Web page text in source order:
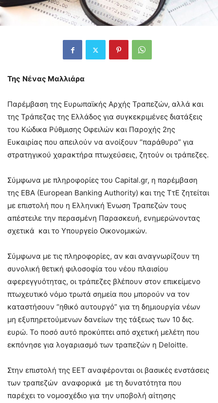
Της Νένας Μαλλιάρα
Παρέμβαση της Ευρωπαϊκής Αρχής Τραπεζών, αλλά και
της Τράπεζας της Ελλάδος για συγκεκριμένες διατάξεις
του Κώδικα Ρύθμισης Οφειλών και Παροχής 2ης
Ευκαιρίας που απειλούν να ανοίξουν “παράθυρο” για
στρατηγικού χαρακτήρα πτωχεύσεις, ζητούν οι τράπεζες.
Σύμφωνα με πληροφορίες του Capital.gr, η παρέμβαση
της EBA (European Banking Authority) και της ΤτΕ ζητείται
με επιστολή που η Ελληνική Ένωση Τραπεζών τους
απέστειλε την περασμένη Παρασκευή, ενημερώνοντας
σχετικά και το Υπουργείο Οικονομικών.
Σύμφωνα με τις πληροφορίες, αν και αναγνωρίζουν τη
συνολική θετική φιλοσοφία του νέου πλαισίου
αφερεγγυότητας, οι τράπεζες βλέπουν στον επικείμενο
πτωχευτικό νόμο τρωτά σημεία που μπορούν να τον
καταστήσουν “ηθικό αυτουργό” για τη δημιουργία νέων
μη εξυπηρετούμενων δανείων της τάξεως των 10 δις.
ευρώ. Το ποσό αυτό προκύπτει από σχετική μελέτη που
εκπόνησε για λογαριασμό των τραπεζών η Deloitte.
Στην επιστολή της ΕΕΤ αναφέρονται οι βασικές ενστάσεις
των τραπεζών αναφορικά με τη δυνατότητα που
παρέχει το νομοσχέδιο για την υποβολή αίτησης